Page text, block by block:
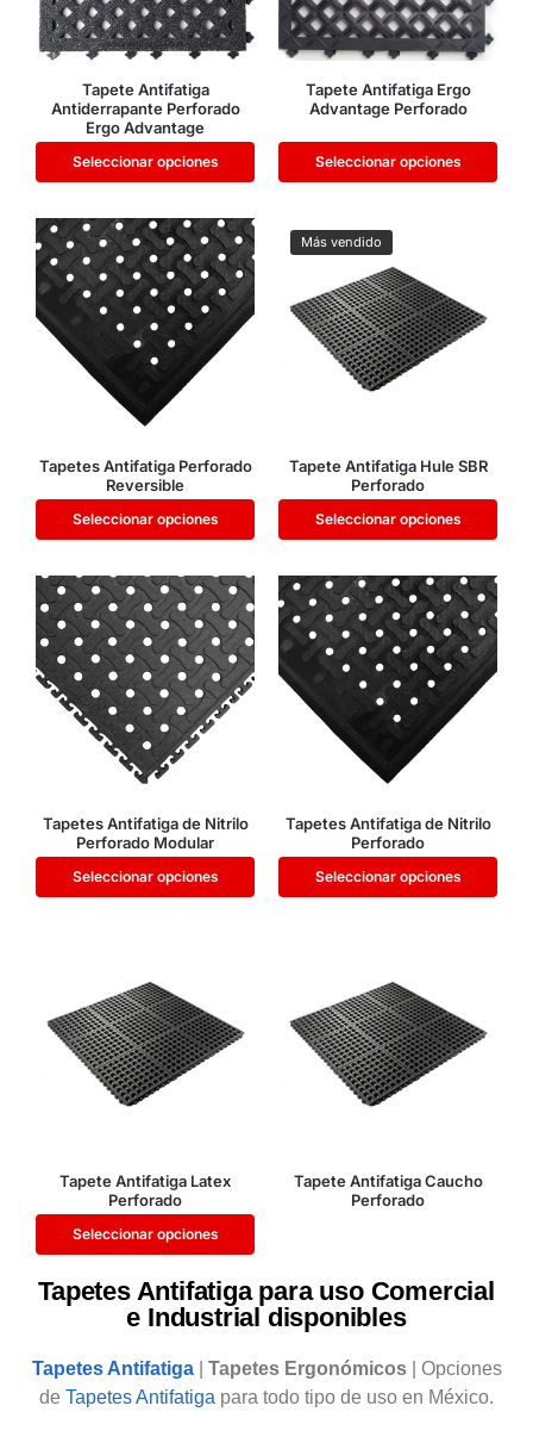
Tapete Antifatiga
Antiderrapante Perforado
Ergo Advantage
Seleccionar opciones
Tapete Antifatiga Ergo
Advantage Perforado
Seleccionar opciones
Tapetes Antifatiga Perforado
Reversible
Seleccionar opciones
Más vendido
Tapete Antifatiga Hule SBR
Perforado
Seleccionar opciones
Tapetes Antifatiga de Nitrilo
Perforado Modular
Seleccionar opciones
Tapetes Antifatiga de Nitrilo
Perforado
Seleccionar opciones
Tapete Antifatiga Latex
Perforado
Seleccionar opciones
Tapete Antifatiga Caucho
Perforado
Tapetes Antifatiga para uso Comercial
e Industrial disponibles
Tapetes Antifatiga| Tapetes Ergonómicos| Opciones
de Tapetes Antifatiga para todo tipo de uso en México.